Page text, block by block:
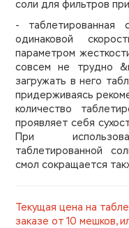
соли для фильтров
- таблетированная
одинаковой
параметром
совсем не трудно
загружать в него
придерживаясь
количество
проявляет себя
При
таблетированной
смол сокращается
Текущая цена на
заказе от 10 мешков,